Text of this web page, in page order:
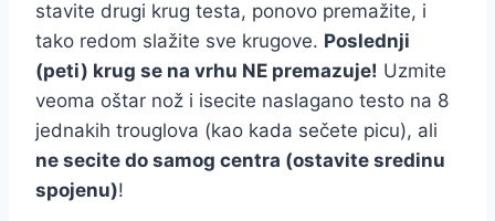
stavite drugi krug testa, ponovo premažite, i
tako redom slažite sve krugove. Poslednji
(peti) krug se na vrhu NE premazuje! Uzmite
veoma oštar nož i isecite naslagano testo na 8
jednakih trouglova (kao kada sečete picu), ali
ne secite do samog centra (ostavite sredinu
spojenu)!